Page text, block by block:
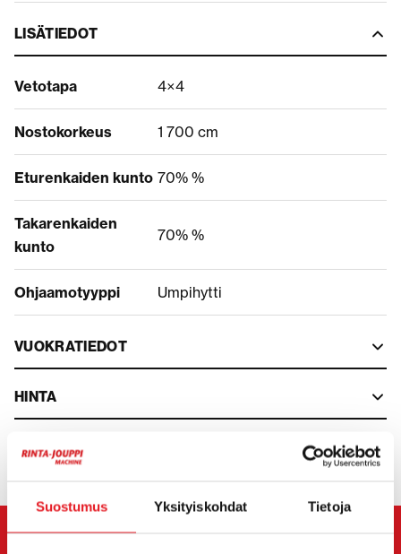
Suostumus Yksityiskohdat Tietoja
LISÄTIEDOT
Vetotapa 4×4
Nostokorkeus 1 700 cm
Eturenkaiden kunto 70% %
Takarenkaiden
kunto
70% %
Ohjaamotyyppi Umpihytti
VUOKRATIEDOT
HINTA